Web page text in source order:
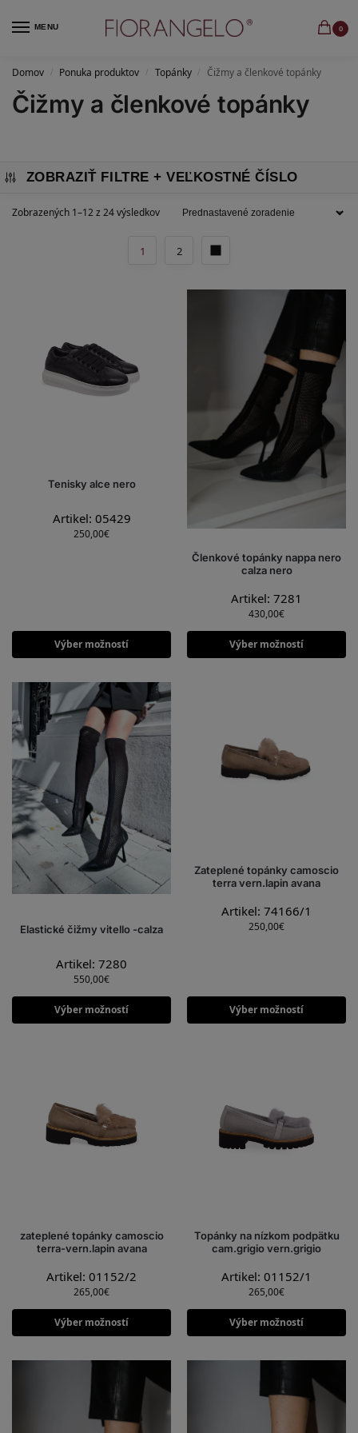
MENU 0
Domov / Ponuka produktov / Topánky / Čižmy a členkové topánky
Čižmy a členkové topánky
ZOBRAZIŤ FILTRE
Zobrazených 1–12 z 24 výsledkov
1 2
Tenisky alce nero
Artikel: 05429
250,00€
Výber možností
Členkové topánky nappa nero
calza nero
Artikel: 7281
430,00€
Výber možností
Elastické čižmy vitello -calza
Artikel: 7280
550,00€
Výber možností
Zateplené topánky camoscio
terra vern.lapin avana
Artikel: 74166/1
250,00€
Výber možností
zateplené topánky camoscio
terra-vern.lapin avana
Artikel: 01152/2
265,00€
Výber možností
Topánky na nízkom podpätku
cam.grigio vern.grigio
Artikel: 01152/1
265,00€
Výber možností